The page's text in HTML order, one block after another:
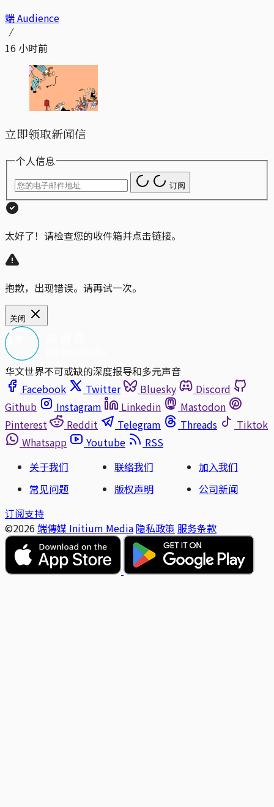
端 Audience
16 小时前
立即领取新闻信
个人信息
订阅
太好了！请检查您的收件箱并点击链接。
抱歉，出现错误。请再试一次。
关闭
华文世界不可或缺的深度报导和多元声音
Facebook
Twitter Bluesky
Discord
Github
Instagram Linkedin
Mastodon
Pinterest
Reddit Telegram Threads
Tiktok
Whatsapp
Youtube
RSS
关于我们
联络我们
加入我们
常见问题
版权声明
公司新闻
订阅支持
©2026 端傳媒 Initium Media 隐私政策 服务条款